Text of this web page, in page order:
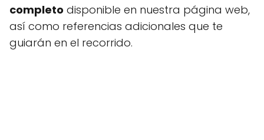
completo disponible en nuestra página web,
así como referencias adicionales que te
guiarán en el recorrido.